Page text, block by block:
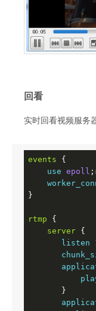
回看
实时回看视频服务
events {
use epoll ;
}
rtmp
server {
listen
       }